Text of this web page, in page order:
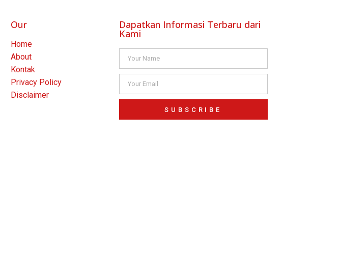
Our
Home
About
Kontak
Privacy Policy
Disclaimer
Dapatkan Informasi Terbaru dari
Kami
SUBSCRIBE